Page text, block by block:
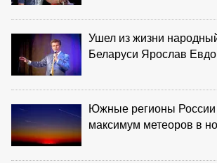
Ушел из жизни
Беларуси Ярослав
Южные регионы России
максимум метеоров в